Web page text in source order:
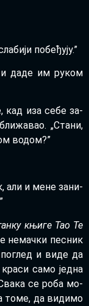
по­бе­ђу­ју.”
и да­де им ру­ком
кад иза се­бе за­
„Ста­ни,
во­дом?”
али и ме­не за­ни­
књи­ге Тао Те
не­мач­ки пе­сник
и ви­де да
са­мо јед­на
се ро­ба мо­
то­ме, да ви­ди­мо